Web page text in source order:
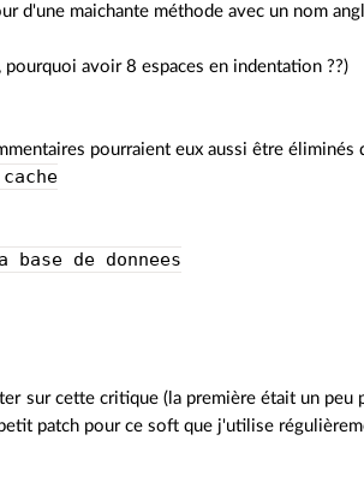
d'une maichante méthode avec un nom
pourquoi avoir 8 espaces en indentation ??)
pourraient eux aussi être éliminés
base de donnees
sur cette critique (la première était un
patch pour ce soft que j'utilise